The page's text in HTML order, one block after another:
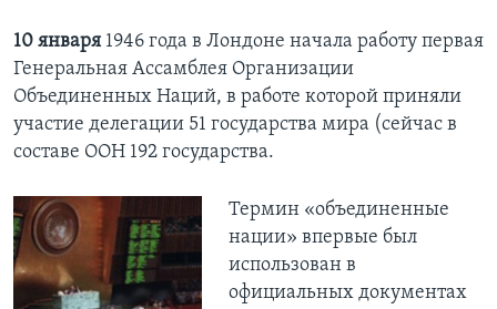
10 января 1946 года в Лондоне начала работу первая
Генеральная Ассамблея Организации
Объединенных Наций, в работе которой приняли
участие делегации 51 государства мира (сейчас в
составе ООН 192 государства.
Термин «объединенные
нации» впервые был
использован в
официальных документах